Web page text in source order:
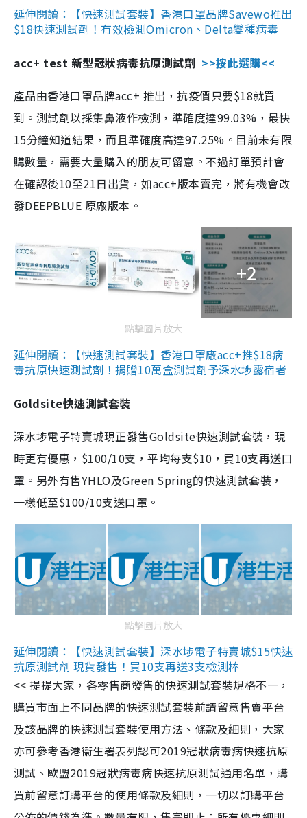
延伸閱讀：【快速測試套裝】香港口罩品牌Savewo推出
$18快速測試劑！有效檢測Omicron、Delta變種病毒
acc+ test 新型冠狀病毒抗原測試劑 >>按此選購<<
產品由香港口罩品牌acc+ 推出，抗疫價只要$18就買
到。測試劑以採集鼻液作檢測，準確度達99.03%，最快
15分鐘知道結果，而且準確度高達97.25%。目前未有限
購數量，需要大量購入的朋友可留意。不過訂單預計會
在確認後10至21日出貨，如acc+版本賣完，將有機會改
發DEEPBLUE 原廠版本。
+2
點擊圖片放大
延伸閱讀：【快速測試套裝】香港口罩廠acc+推$18病
毒抗原快速測試劑！捐贈10萬盒測試劑予深水埗露宿者
Goldsite快速測試套裝
深水埗電子特賣城現正發售Goldsite快速測試套裝，現
時更有優惠，$100/10支，平均每支$10，買10支再送口
罩。另外有售YHLO及Green Spring的快速測試套裝，
一樣低至$100/10支送口罩。
點擊圖片放大
延伸閱讀：【快速測試套裝】深水埗電子特賣城$15快速
抗原測試劑 現貨發售！買10支再送3支檢測棒
<< 提提大家，各零售商發售的快速測試套裝規格不一，
購買市面上不同品牌的快速測試套裝前請留意售賣平台
及該品牌的快速測試套裝使用方法、條款及細則，大家
亦可參考香港衞生署表列認可2019冠狀病毒病快速抗原
測試、歐盟2019冠狀病毒病快速抗原測試通用名單，購
買前留意訂購平台的使用條款及細則，一切以訂購平台